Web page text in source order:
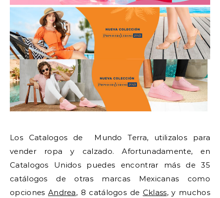
Los Catalogos de Mundo Terra, utilizalos para
vender ropa y calzado. Afortunadamente, en
Catalogos Unidos puedes encontrar más de 35
catálogos de otras marcas Mexicanas como
opciones Andrea, 8 catálogos de Cklass, y muchos